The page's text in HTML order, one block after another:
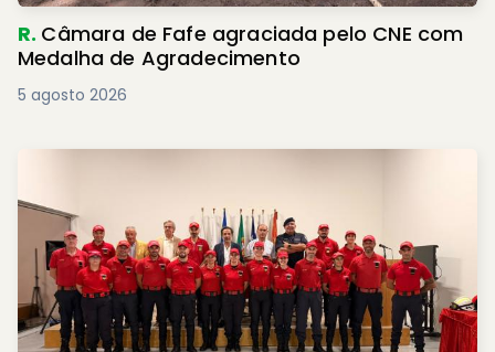
R. Câmara de Fafe agraciada pelo CNE com
Medalha de Agradecimento
5 agosto 2026